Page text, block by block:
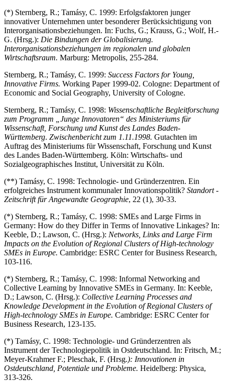
(*) Sternberg, R.; Tamásy, C. 1999: Erfolgsfaktoren junger
innovativer Unternehmen unter besonderer Berücksichtigung von
Interorganisationsbeziehungen. In: Fuchs, G.; Krauss, G.; Wolf, H.-
G. (Hrsg.): Die Bindungen der Globalisierung.
Interorganisationsbeziehungen im regionalen und globalen
Wirtschaftsraum. Marburg: Metropolis, 255-284.
Sternberg, R.; Tamásy, C. 1999: Success Factors for Young,
Innovative Firms. Working Paper 1999-02. Cologne: Department of
Economic and Social Geography, University of Cologne.
Sternberg, R.; Tamásy, C. 1998: Wissenschaftliche Begleitforschung
zum Programm „Junge Innovatoren“ des Ministeriums für
Wissenschaft, Forschung und Kunst des Landes Baden-
Württemberg. Zwischenbericht zum 1.11.1998. Gutachten im
Auftrag des Ministeriums für Wissenschaft, Forschung und Kunst
des Landes Baden-Württemberg. Köln: Wirtschafts- und
Sozialgeographisches Institut, Universität zu Köln.
(**) Tamásy, C. 1998: Technologie- und Gründerzentren. Ein
erfolgreiches Instrument kommunaler Innovationspolitik? Standort -
Zeitschrift für Angewandte Geographie, 22 (1), 30-33.
(*) Sternberg, R.; Tamásy, C. 1998: SMEs and Large Firms in
Germany: How do they Differ in Terms of Innovative Linkages? In:
Keeble, D.; Lawson, C. (Hrsg.): Networks, Links and Large Firm
Impacts on the Evolution of Regional Clusters of High-technology
SMEs in Europe. Cambridge: ESRC Center for Business Research,
103-116.
(*) Sternberg, R.; Tamásy, C. 1998: Informal Networking and
Collective Learning by Innovative SMEs in Germany. In: Keeble,
D.; Lawson, C. (Hrsg.): Collective Learning Processes and
Knowledge Development in the Evolution of Regional Clusters of
High-technology SMEs in Europe. Cambridge: ESRC Center for
Business Research, 123-135.
(*) Tamásy, C. 1998: Technologie- und Gründerzentren als
Instrument der Technologiepolitik in Ostdeutschland. In: Fritsch, M.;
Meyer-Krahmer F.; Pleschak, F. (Hrsg.): Innovationen in
Ostdeutschland, Potentiale und Probleme. Heidelberg: Physica,
313-326.